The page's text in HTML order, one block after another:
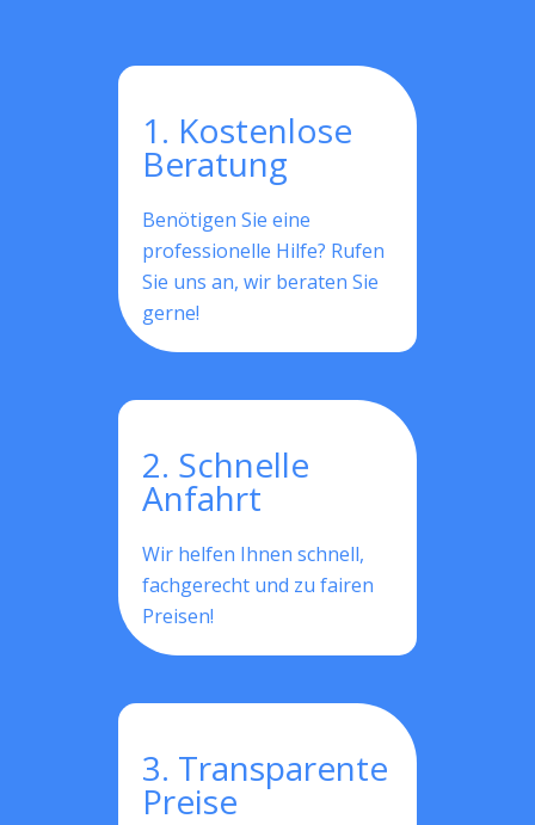
1. Kostenlose
Beratung
Benötigen Sie eine
professionelle Hilfe? Rufen
Sie uns an, wir beraten Sie
gerne!
2. Schnelle
Anfahrt
Wir helfen Ihnen schnell,
fachgerecht und zu fairen
Preisen!
3. Transparente
Preise